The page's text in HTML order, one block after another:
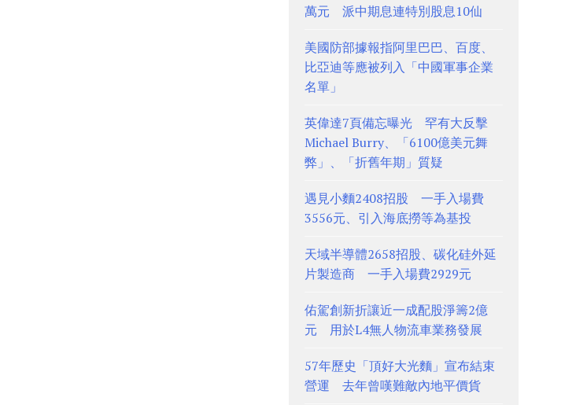
萬元 派中期息連特別股息10仙
美國防部據報指阿里巴巴、百度、
比亞迪等應被列入「中國軍事企業
名單」
英偉達7頁備忘曝光 罕有大反擊
Michael Burry、「6100億美元舞
弊」、「折舊年期」質疑
遇見小麵2408招股 一手入場費
3556元、引入海底撈等為基投
天域半導體2658招股、碳化硅外延
片製造商 一手入場費2929元
佑駕創新折讓近一成配股淨籌2億
元 用於L4無人物流車業務發展
57年歷史「頂好大光麵」宣布結束
營運 去年曾嘆難敵內地平價貨